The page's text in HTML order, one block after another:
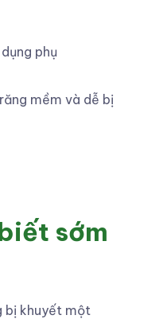
phụ
mềm và dễ bị
sớm
bị khuyết một